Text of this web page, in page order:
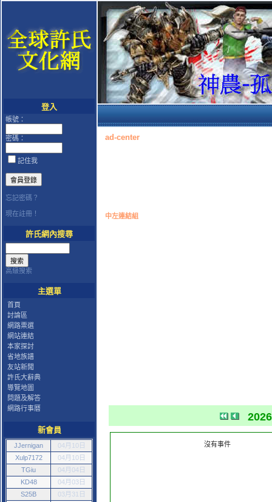
登入
帳號：
密碼：
記住我
忘記密碼？
現在註冊！
許氏網內搜尋
高級搜索
主選單
首頁
討論區
網路票選
網站連結
本家探討
省地族譜
友站新聞
許氏大辭典
導覽地圖
問題及解答
網路行事曆
新會員
JJernigan
04月10日
Xulp7172
04月10日
TGiu
04月04日
KD48
04月03日
S25B
03月31日
ad-center
中左連結組
沒有事件